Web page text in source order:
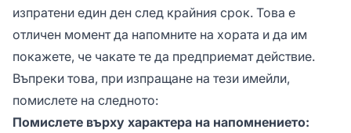
изпратени един ден след крайния срок. Това е
отличен момент да напомните на хората и да им
покажете, че чакате те да предприемат действие.
Въпреки това, при изпращане на тези имейли,
помислете на следното:
Помислете върху характера на напомнението: